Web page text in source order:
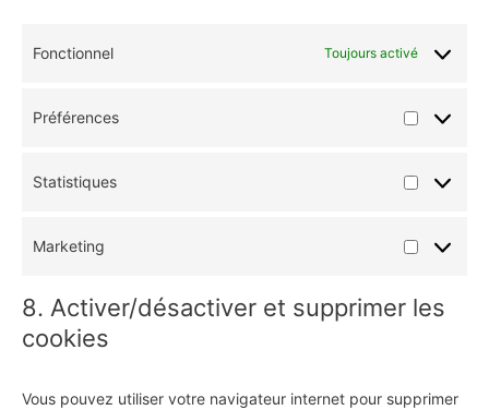
Fonctionnel Toujours activé
Préférences
Statistiques
Marketing
8. Activer/désactiver et supprimer les
cookies
Vous pouvez utiliser votre navigateur internet pour supprimer